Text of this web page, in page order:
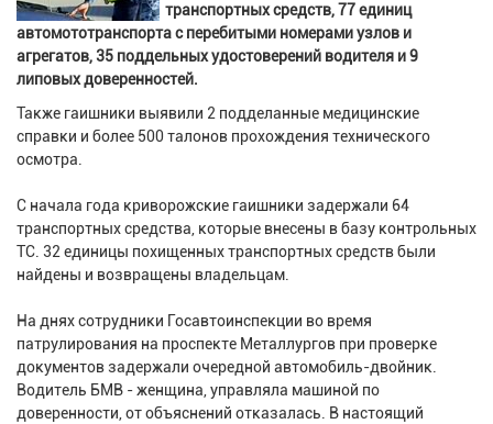
транспортных средств, 77 единиц
автомототранспорта с перебитыми номерами узлов и
агрегатов, 35 поддельных удостоверений водителя и 9
липовых доверенностей.
Также гаишники выявили 2 подделанные медицинские
справки и более 500 талонов прохождения технического
осмотра.
С начала года криворожские гаишники задержали 64
транспортных средства, которые внесены в базу контрольных
ТС. 32 единицы похищенных транспортных средств были
найдены и возвращены владельцам.
На днях сотрудники Госавтоинспекции во время
патрулирования на проспекте Металлургов при проверке
документов задержали очередной автомобиль-двойник.
Водитель БМВ - женщина, управляла машиной по
доверенности, от объяснений отказалась. В настоящий